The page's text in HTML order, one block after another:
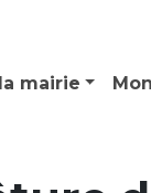
mairie